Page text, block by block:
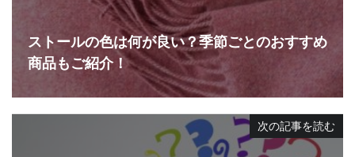
ストールの色は何が良い？季節ごとのおすすめ
商品もご紹介！
次の記事を読む